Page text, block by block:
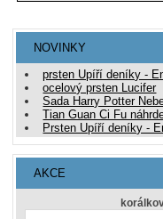
NOVINKY
prsten Upíří deníky -
ocelový prsten Lucifer
Sada Harry Potter
Tian Guan Ci Fu
Prsten Upíří deníky -
AKCE